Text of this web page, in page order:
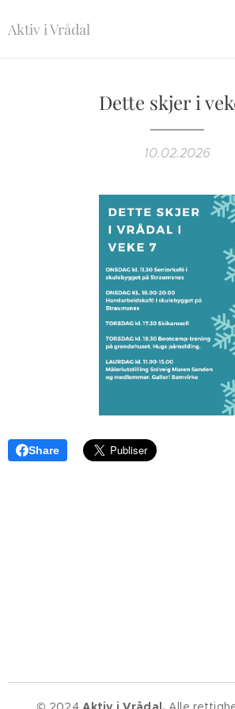
Aktiv i Vrådal
Dette skjer i
10.02.2026
Share